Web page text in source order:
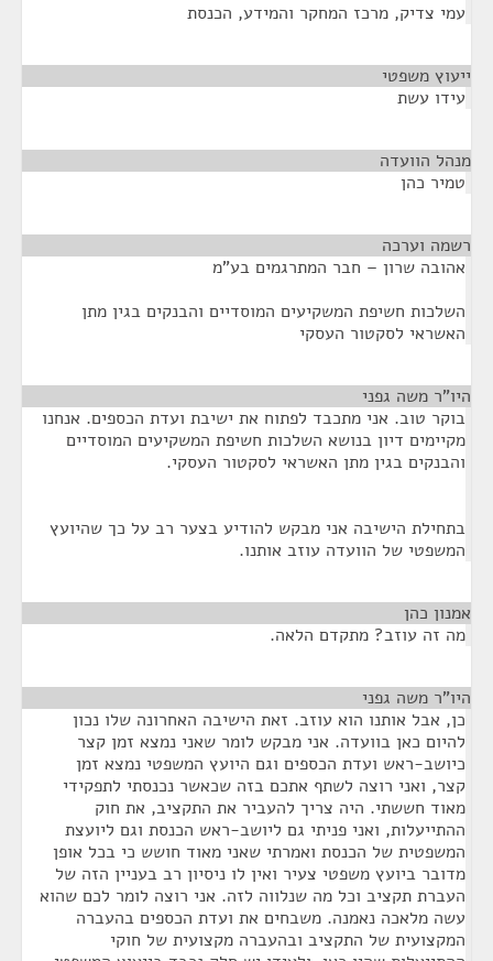
עמי צדיק, מרכז המחקר והמידע, הכנסת
ייעוץ משפטי
עידו עשת
מנהל הוועדה
טמיר כהן
רשמה וערכה
אהובה שרון – חבר המתרגמים בע"מ
השלכות חשיפת המשקיעים המוסדיים והבנקים בגין מתן
האשראי לסקטור העסקי
היו"ר משה גפני
בוקר טוב. אני מתכבד לפתוח את ישיבת ועדת הכספים. אנחנו
מקיימים דיון בנושא השלכות חשיפת המשקיעים המוסדיים
והבנקים בגין מתן האשראי לסקטור העסקי.
בתחילת הישיבה אני מבקש להודיע בצער רב על כך שהיועץ
המשפטי של הוועדה עוזב אותנו.
אמנון כהן
מה זה עוזב? מתקדם הלאה.
היו"ר משה גפני
כן, אבל אותנו הוא עוזב. זאת הישיבה האחרונה שלו נכון
להיום כאן בוועדה. אני מבקש לומר שאני נמצא זמן קצר
כיושב-ראש ועדת הכספים וגם היועץ המשפטי נמצא זמן
קצר, ואני רוצה לשתף אתכם בזה שכאשר נכנסתי לתפקידי
מאוד חששתי. היה צריך להעביר את התקציב, את חוק
ההתייעלות, ואני פניתי גם ליושב-ראש הכנסת וגם ליועצת
המשפטית של הכנסת ואמרתי שאני מאוד חושש כי בכל אופן
מדובר ביועץ משפטי צעיר ואין לו ניסיון רב בעניין הזה של
העברת תקציב וכל מה שנלווה לזה. אני רוצה לומר לכם שהוא
עשה מלאכה נאמנה. משבחים את ועדת הכספים בהעברה
המקצועית של התקציב ובהעברה מקצועית של חוקי